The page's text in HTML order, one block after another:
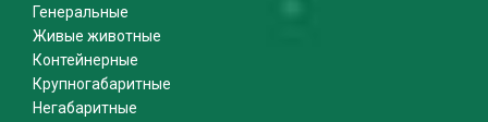
Генеральные
Живые животные
Контейнерные
Крупногабаритные
Негабаритные